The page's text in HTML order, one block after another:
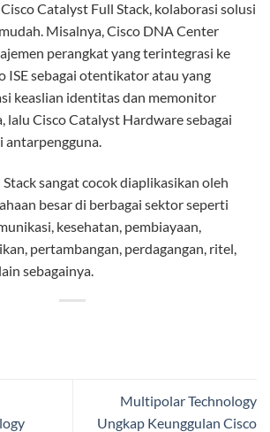
Catalyst Full Stack, kolaborasi solusi
Misalnya, Cisco DNA Center
perangkat yang terintegrasi ke
ISE sebagai otentikator atau yang
keaslian identitas dan memonitor
lalu Cisco Catalyst Hardware sebagai
sangat cocok diaplikasikan oleh
besar di berbagai sektor seperti
kesehatan, pembiayaan,
pertambangan, perdagangan, ritel,
sebagainya.
Multipolar Technology
Ungkap Keunggulan Cisco